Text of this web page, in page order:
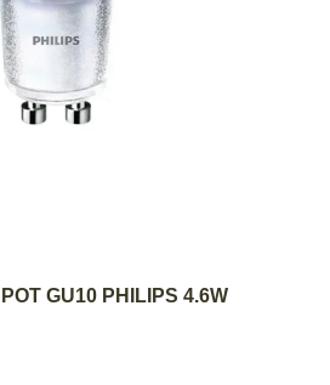
AL CARRITO
GU10 PHILIPS 4.6W